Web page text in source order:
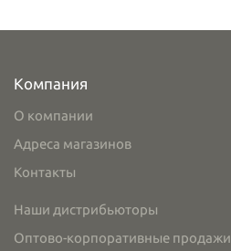
Компания
О компании
Адреса магазинов
Контакты
Наши дистрибьюторы
Оптово-корпоративные продажи